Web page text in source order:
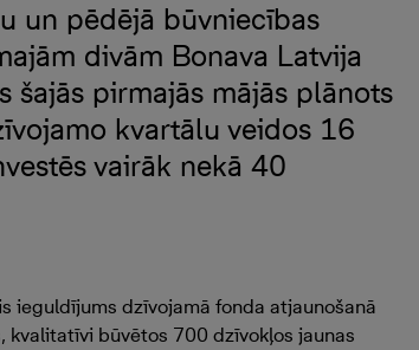
un pēdējā būvniecības
divām Bonava Latvija
šajās pirmajās mājās plānots
kvartālu veidos 16
vairāk nekā 40
ieguldījums dzīvojamā fonda atjaunošanā
kvalitatīvi būvētos 700 dzīvokļos jaunas